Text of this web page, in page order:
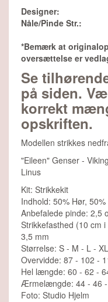
Designer:
Nåle/Pinde Str.:
*Bemærk at
oversættelse er
Se
på siden.
korrekt
opskriften.
Modellen strikkes
"Eileen" Genser -
Linus
Kit: Strikkekit
Indhold: 50% Hør,
Anbefalede pinde: 2,5
Strikkefasthed (10 cm
3,5 mm
Størrelse: S - M - L - XL
Overvidde: 87 - 102 -
Hel længde: 60 - 62 -
Ærmelængde: 44 - 46 -
Foto: Studio Hjelm